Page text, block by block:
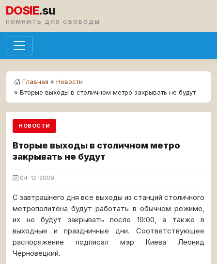
DOSIE.su
ПОМНИТЬ ДЛЯ СВОБОДЫ
Главная » Новости
» Вторые выходы в столичном метро закрывать не будут
НОВОСТИ
Вторые выходы в столичном метро
закрывать не будут
04-12-2009
С завтрашнего дня все выходы из станций столичного
метрополитена будут работать в обычном режиме,
их не будут закрывать после 19:00, а также в
выходные и праздничные дни. Соответствующее
распоряжение подписал мэр Киева Леонид
Черновецкий.